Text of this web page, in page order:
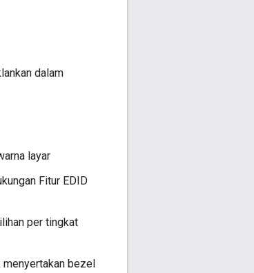
dalam
layar
Fitur EDID
per tingkat
menyertakan bezel